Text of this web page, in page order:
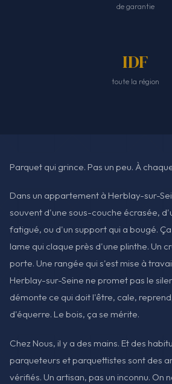
de garantie
IDF
toute la région
Parquet qui grince. Pas un peu. À
Dans un appartement à Herblay-sur-
souvent d'une sous-couche écrasée,
fatigué, ou d'un support qui a bougé.
lame qui claque près d'une plinthe. Un
porte. Une rangée qui s'est mise à
Herblay-sur-Seine ne promet pas le
démonte ce qui doit l'être, cale,
d'équerre. Le bois, ça se mérite.
Chez Nous, il y a des mains. Et des
parqueteurs et parquettistes sont des
vérifiés. Un artisan, pas un inconnu. On